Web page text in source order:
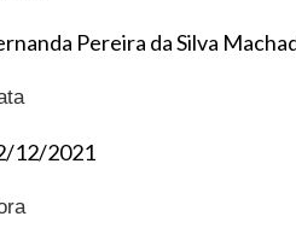
Pereira da Silva
12/2021